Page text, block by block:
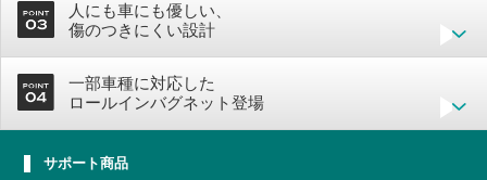
人にも車にも優しい、
傷のつきにくい設計
一部車種に対応した
ロールインバグネット登場
サポート商品